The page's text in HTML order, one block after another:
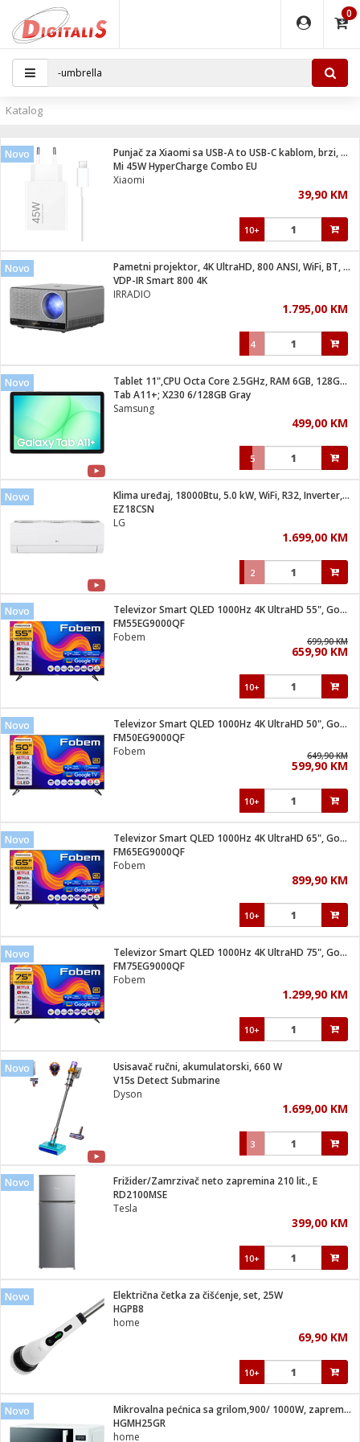
0
...
aparati
kafu
pribor
pribor
Vitrine
/ Zdravlje
za kosu
brijanje
pribor
i pribor
program
pribor
tuš
/ G4
grla
materijal
i kutije
i oprema
gorivo
- Analogija
IP kamere
brave
Katalog
Novo
Punjač za Xiaomi sa USB-A to USB-C kablom, brzi, 45W
Mi 45W HyperCharge Combo EU
Xiaomi
39,90 KM
10+
Novo
Pametni projektor, 4K UltraHD, 800 ANSI, WiFi, BT, Android
VDP-IR Smart 800 4K
IRRADIO
1.795,00 KM
4
Novo
Tablet 11",CPU Octa Core 2.5GHz, RAM 6GB, 128GB, 7040mAh
Tab A11+; X230 6/128GB Gray
Samsung
499,00 KM
5
Novo
Klima uređaj, 18000Btu, 5.0 kW, WiFi, R32, Inverter, A++/A+
EZ18CSN
LG
1.699,00 KM
2
Novo
Televizor Smart QLED 1000Hz 4K UltraHD 55", Google TV
FM55EG9000QF
Fobem
699,90 KM
659,90 KM
10+
Novo
Televizor Smart QLED 1000Hz 4K UltraHD 50", Google TV
FM50EG9000QF
Fobem
649,90 KM
599,90 KM
10+
Novo
Televizor Smart QLED 1000Hz 4K UltraHD 65", Google TV
FM65EG9000QF
Fobem
899,90 KM
10+
Novo
Televizor Smart QLED 1000Hz 4K UltraHD 75", Google TV
FM75EG9000QF
Fobem
1.299,90 KM
10+
Novo
Usisavač ručni, akumulatorski, 660 W
V15s Detect Submarine
Dyson
1.699,00 KM
3
Novo
Frižider/Zamrzivač neto zapremina 210 lit., E
RD2100MSE
Tesla
399,00 KM
10+
Novo
Električna četka za čišćenje, set, 25W
HGPB8
home
69,90 KM
10+
Novo
Mikrovalna pećnica sa grilom,900/ 1000W, zapremina 25 lit.
HGMH25GR
home